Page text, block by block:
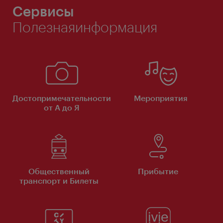
Сервисы
Полезнаяинформация
Достопримечательности
от А до Я
Мероприятия
Общественный
транспорт и Билеты
Прибытие